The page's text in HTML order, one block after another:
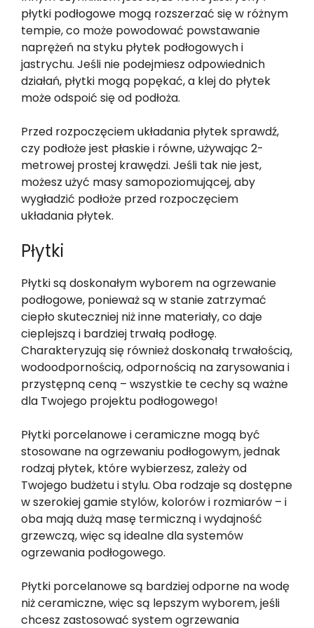
płytki podłogowe mogą rozszerzać się w różnym
tempie, co może powodować powstawanie
naprężeń na styku płytek podłogowych i
jastrychu. Jeśli nie podejmiesz odpowiednich
działań, płytki mogą popękać, a klej do płytek
może odspoić się od podłoża.
Przed rozpoczęciem układania płytek sprawdź,
czy podłoże jest płaskie i równe, używając 2-
metrowej prostej krawędzi. Jeśli tak nie jest,
możesz użyć masy samopoziomującej, aby
wygładzić podłoże przed rozpoczęciem
układania płytek.
Płytki
Płytki są doskonałym wyborem na ogrzewanie
podłogowe, ponieważ są w stanie zatrzymać
ciepło skuteczniej niż inne materiały, co daje
cieplejszą i bardziej trwałą podłogę.
Charakteryzują się również doskonałą trwałością,
wodoodpornością, odpornością na zarysowania i
przystępną ceną – wszystkie te cechy są ważne
dla Twojego projektu podłogowego!
Płytki porcelanowe i ceramiczne mogą być
stosowane na ogrzewaniu podłogowym, jednak
rodzaj płytek, które wybierzesz, zależy od
Twojego budżetu i stylu. Oba rodzaje są dostępne
w szerokiej gamie stylów, kolorów i rozmiarów – i
oba mają dużą masę termiczną i wydajność
grzewczą, więc są idealne dla systemów
ogrzewania podłogowego.
Płytki porcelanowe są bardziej odporne na wodę
niż ceramiczne, więc są lepszym wyborem, jeśli
chcesz zastosować system ogrzewania